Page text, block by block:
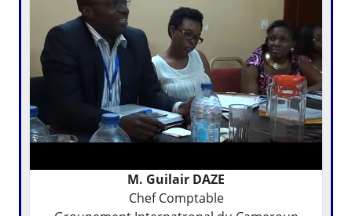
M. Guilair DAZE
Chef Comptable